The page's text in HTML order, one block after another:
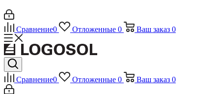
Сравнение0 Отложенные 0 Ваш заказ 0
Сравнение0 Отложенные 0 Ваш заказ 0